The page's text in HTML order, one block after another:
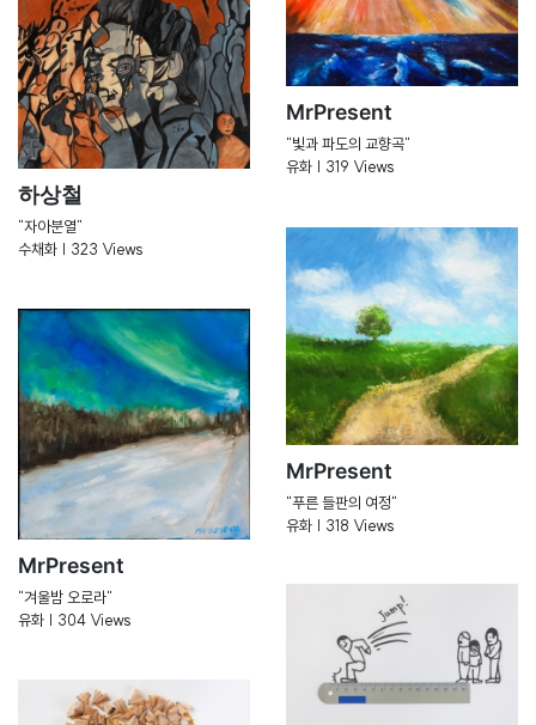
하상철
"자아분열"
수채화 | 323 Views
MrPresent
"빛과 파도의 교향곡"
유화 | 319 Views
MrPresent
"겨울밤 오로라"
유화 | 304 Views
MrPresent
"푸른 들판의 여정"
유화 | 318 Views